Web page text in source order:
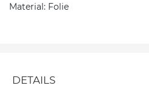
Material: Folie
DETAILS